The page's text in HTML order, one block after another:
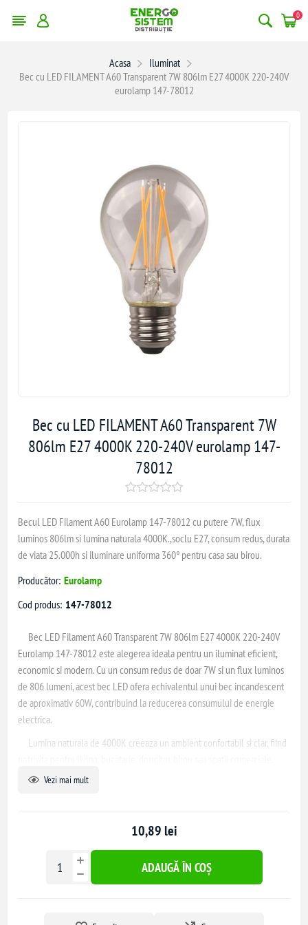
0
Acasa
Iluminat
Bec cu LED FILAMENT A60 Transparent 7W 806lm E27 4000K 220-240V
eurolamp 147-78012
Bec cu LED FILAMENT A60 Transparent 7W
806lm E27 4000K 220-240V eurolamp 147-
78012
Becul LED Filament A60 Eurolamp 147-78012 cu putere 7W, flux
luminos 806lm si lumina naturala 4000K.,soclu E27, consum redus, durata
de viata 25.000h si iluminare uniforma 360° pentru casa sau birou.
Producător: Eurolamp
Cod produs: 147-78012
Bec LED Filament A60 Transparent 7W 806lm E27 4000K 220-240V
Eurolamp 147-78012 este alegerea ideala pentru un iluminat eficient,
economic si modern. Cu un consum redus de doar 7W si un flux luminos
de 806 lumeni, acest bec LED ofera echivalentul unui bec incandescent
de aproximativ 60W, contribuind la reducerea consumului de energie
electrica.
Lumina naturala de 4000K creeaza un ambient confortabil si clar, fiind
Designul transparent cu filament LED ofera un aspect elegant si o
Becul este prevazut cu soclu standard E27 si functioneaza la tensiune
220-240V. Are un indice ridicat de redare a culorilor CRI >90, asigurand
culori naturale si placute in orice incapere. Durata de viata extinsa de
pana la 25.000 de ore si cele 25.000 cicluri ON/OFF garanteaza utilizare
Vezi mai mult
10,89 lei
ADAUGĂ ÎN COȘ